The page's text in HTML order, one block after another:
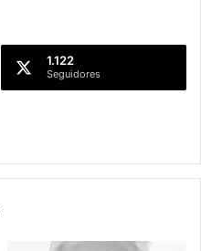
1.122
Seguidores